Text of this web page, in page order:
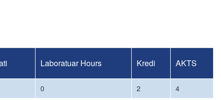
Laboratuar Hours Kredi AKTS
0 2 4